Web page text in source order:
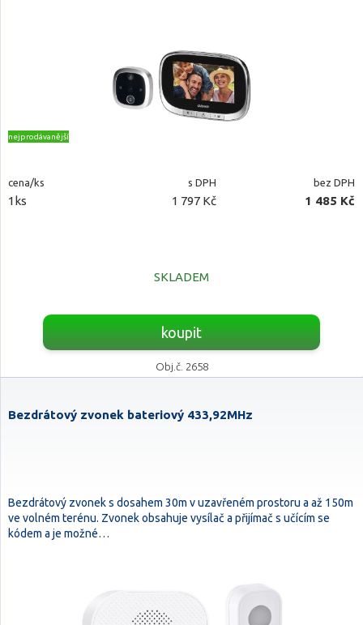
nejprodávanější
cena/ks s DPH bez DPH
1ks 1 797 Kč 1 485 Kč
SKLADEM
koupit
Obj.č. 2658
Bezdrátový zvonek bateriový 433,92MHz
Bezdrátový zvonek s dosahem 30m v uzavřeném prostoru a až 150m
ve volném terénu. Zvonek obsahuje vysílač a přijímač s učícím se
kódem a je možné…